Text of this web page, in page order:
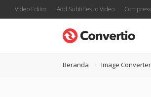
Video Editor Add Subtitles to Video
Beranda Image Converter